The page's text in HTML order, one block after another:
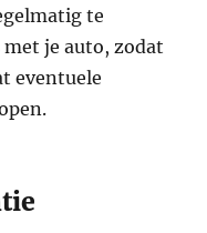
te
je auto, zodat
eventuele